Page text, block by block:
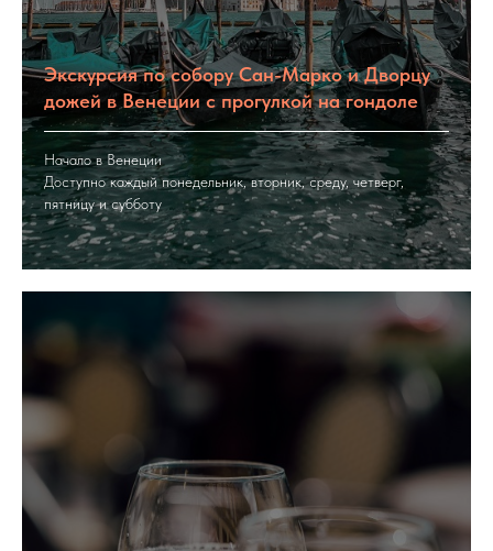
Экскурсия по собору Сан-Марко и Дворцу
дожей в Венеции с прогулкой на гондоле
Начало в Венеции
Доступно каждый понедельник, вторник, среду, четверг,
пятницу и субботу